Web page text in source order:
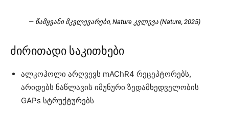
— წამყვანი მკვლევარები, Nature კვლევა (Nature, 2025)
ძირითადი საკითხები
ალკოჰოლი არღვევს mAChR4 რეცეპტორებს,
არიდებს ნაწლავის იმუნური ზედამხედველობის
GAPs სტრუქტურებს